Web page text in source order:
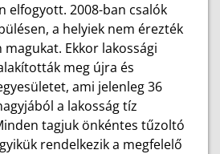
elfogyott. 2008-ban csalók
a helyiek nem érezték
Ekkor lakossági
meg újra és
ami jelenleg 36
a lakosság tíz
tagjuk önkéntes tűzoltó
rendelkezik a megfelelő